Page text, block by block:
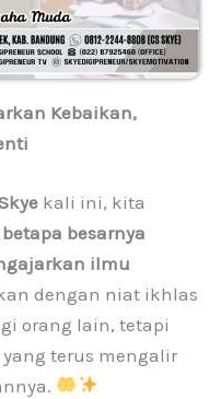
Kebaikan,
kali ini, kita
betapa besarnya
ilmu
dengan niat ikhlas
orang lain, tetapi
yang terus mengalir